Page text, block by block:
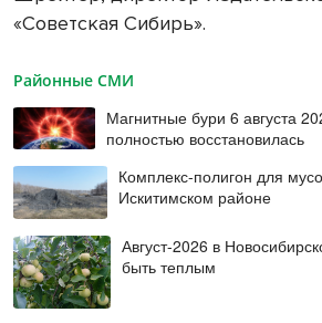
«Советская Сибирь».
Районные СМИ
Магнитные бури 6 августа
полностью восстановилась
Комплекс-полигон для
Искитимском районе
Август-2026 в
быть теплым